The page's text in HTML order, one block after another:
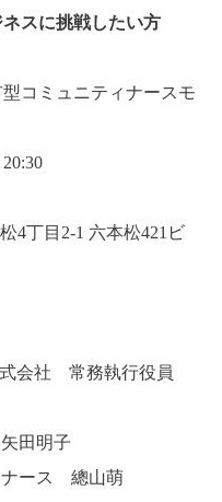
スに挑戦したい方
コミュニティナースモ
4丁目2-1 六本松421ビ
式会社 常務執行役員
田明子
ース 總山萌